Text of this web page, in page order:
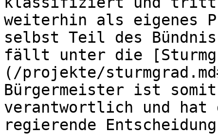
weiterhin als eigenes
selbst Teil des
fällt unter die
(/projekte/
Bürgermeister ist
verantwortlich und hat
regierende